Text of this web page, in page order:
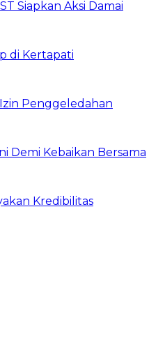
Siapkan Aksi Damai
di Kertapati
Penggeledahan
Demi Kebaikan Bersama
Kredibilitas